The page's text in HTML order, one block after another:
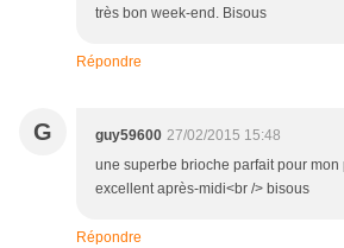
très bon week-end. Bisous
Répondre
G guy59600 27/02/2015 15:48
une superbe brioche parfait pour mon
excellent après-midi<br /> bisous
Répondre